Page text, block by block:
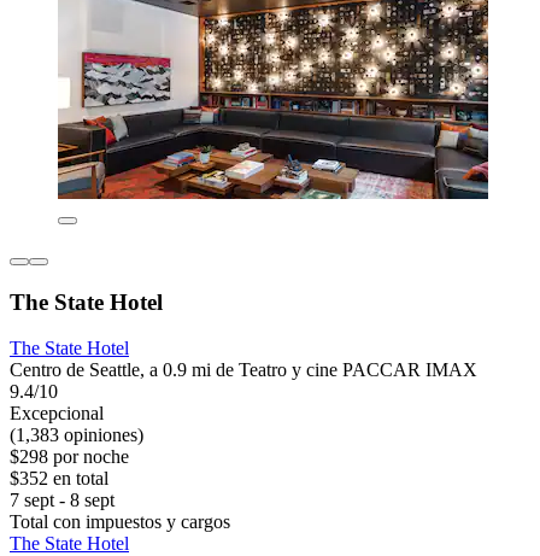
The State Hotel
The State Hotel
Centro de Seattle, a 0.9 mi de Teatro y cine PACCAR IMAX
9.4/10
Excepcional
(1,383 opiniones)
$298 por noche
$352 en total
7 sept - 8 sept
Total con impuestos y cargos
The State Hotel